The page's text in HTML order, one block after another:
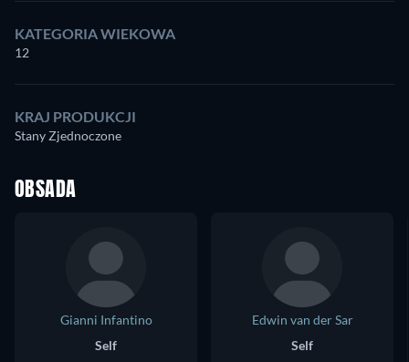
KATEGORIA WIEKOWA
12
KRAJ PRODUKCJI
Stany Zjednoczone
OBSADA
Gianni Infantino
Self
Edwin van der Sar
Self